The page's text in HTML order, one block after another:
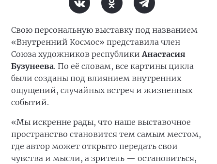
Свою персональную выставку под названием
«Внутренний Космос» представила член
Союза художников республики Анастасия
Бузунеева. По её словам, все картины цикла
были созданы под влиянием внутренних
ощущений, случайных встреч и жизненных
событий.
«Мы искренне рады, что наше выставочное
пространство становится тем самым местом,
где автор может открыто передать свои
чувства и мысли, а зритель — остановиться,